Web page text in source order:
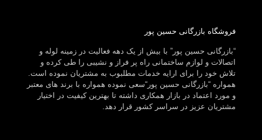
فروشگاه بازرگانی حسین پور
“بازرگانی حسین پور” با بیش از یک دهه فعالیت در زمینه لوله و
اتصالات و لوازم ساختمانی راه پر فراز و نشیبی را طی کرده و
تلاش خود را برای ارایه خدمات مطلبوب به مشتریان نموده است.
همواره “بازرگانی حسین پور“سعی نموده همواره با برند های معتبر
و مورد اعتماد در بازار همکاری داشته تا بهترین کیفیت در اختیار
مشتریان عزیز در سراسر کشور قرار دهد.